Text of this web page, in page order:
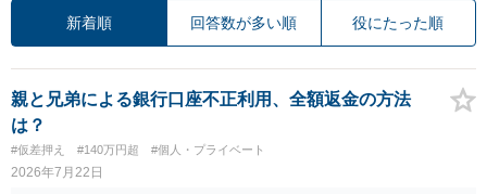
新着順 回答数が多い順 役にたった順
親と兄弟による銀行口座不正利用、全額返金の方法
は？
#仮差押え #140万円超 #個人・プライベート
2026年7月22日